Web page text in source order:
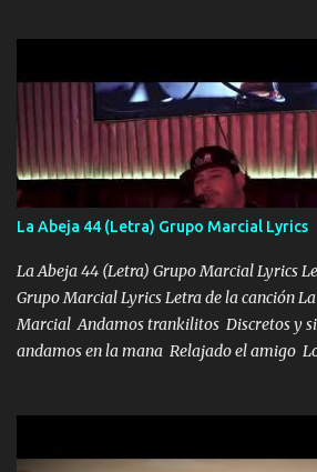
pa más pues hay charola les voy a dar
otra Música Surcando bien mi camino
los lados aquel que no corre vuela no se
Ya pasé varias hazañas ya tienen rato
de este León los estatales no sé esperaron
también la nueve que cargo al lado doy la
al traicionero damos pa abajo Y No me
pues hay charola les voy a dar hasta topar
La Abeja 44 (Letra) Grupo Marcial Lyrics
La Abeja 44 (Letra) Grupo Marcial Lyrics
Grupo Marcial Lyrics Letra de la canción
Marcial Andamos trankilitos Discretos y
andamos en la mana Relajado el amigo
coronamos Se jala los marciales Y sus